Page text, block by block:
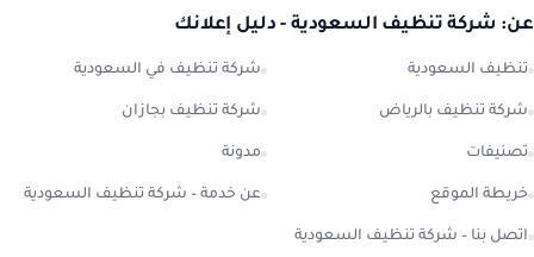
عن: شركة تنظيف السعودية - دليل إعلانك
تنظيف السعودية شركة تنظيف في السعودية
شركة تنظيف بالرياض شركة تنظيف بجازان
تصنيفات مدونة
خريطة الموقع عن خدمة – شركة تنظيف السعودية
اتصل بنا – شركة تنظيف السعودية